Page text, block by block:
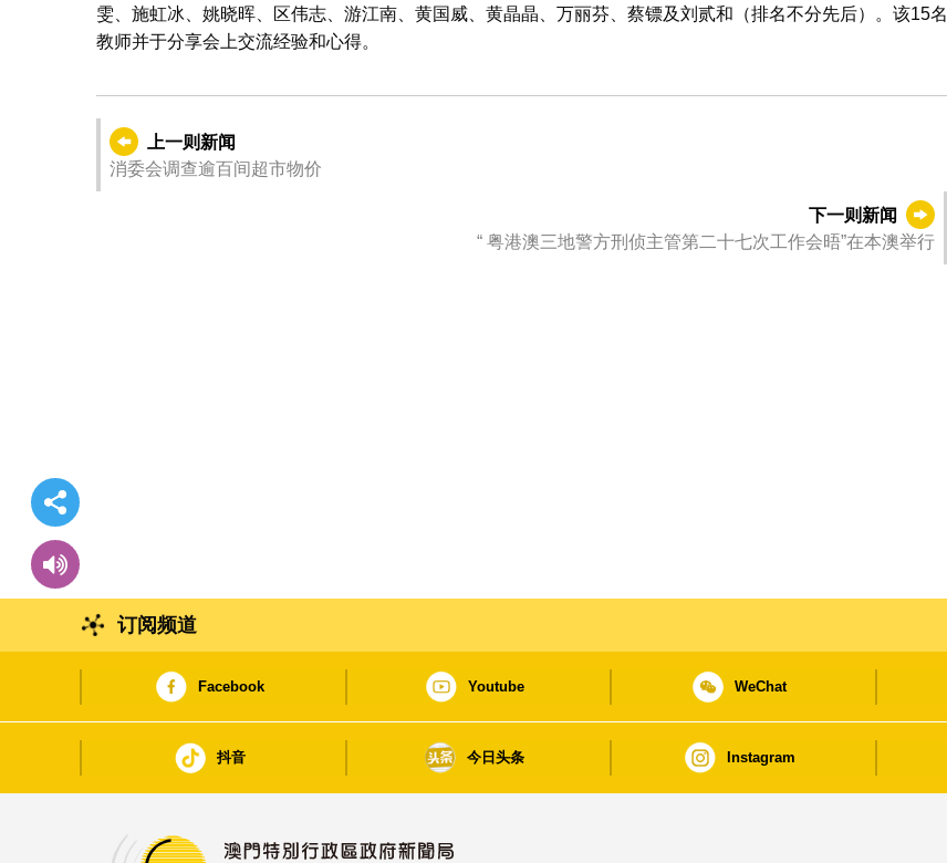
雯、施虹冰、姚晓晖、区伟志、游江南、黄国威、黄晶晶、万丽芬、蔡镖及刘贰和（排名不分先后）。该15名
教师并于分享会上交流经验和心得。
上一则新闻
消委会调查逾百间超市物价
下一则新闻
“ 粤港澳三地警方刑侦主管第二十七次工作会晤”在本澳举行
订阅频道
Facebook Youtube WeChat
抖音 今日头条 Instagram